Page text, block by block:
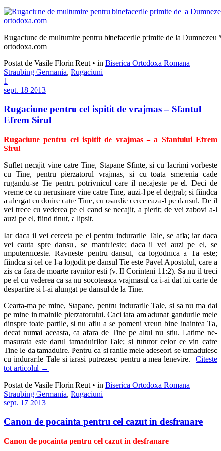
Rugaciune de multumire pentru binefacerile primite de la
ortodoxa.com
Postat de Vasile Florin Reut • in Biserica Ortodoxa Romana
Straubing Germania, Rugaciuni
1
sept. 18 2013
Rugaciune pentru cel ispitit de vrajmas – Sfantul
Efrem Sirul
Rugaciune pentru cel ispitit de vrajmas – a Sfantului Efrem
Sirul
Suflet necajit vine catre Tine, Stapane Sfinte, si cu lacrimi vorbeste
cu Tine, pentru pierzatorul vraj­mas, si cu toata smerenia cade
rugandu-se Tie pentru potrivnicul care il necajeste pe el. Deci de
vreme ce cu nerusinare vine catre Tine, auzi-l pe el degrab; si fiindca
a alergat cu dorire catre Tine, cu osardie cerceteaza-l pe dansul. De il
vei trece cu vederea pe el cand se necajit, a pierit; de vei zabovi a-l
auzi pe el, fiind tinut, a lipsit.
Iar daca il vei cerceta pe el pentru indurarile Tale, se afla; iar daca
vei cauta spre dansul, se mantuieste; daca il vei auzi pe el, se
imputerniceste. Ravneste pentru dan­sul, ca logodnica a Ta este;
fiindca si cel ce l-a logodit pe dansul Tie este Pavel Apostolul, care a
zis ca fara de moarte ravnitor esti (v. II Corinteni 11:2). Sa nu il treci
pe el cu vederea ca sa nu socoteasca vrajmasul ca i-ai dat lui carte de
despartire si l-ai alungat pe dansul de la Tine.
Cearta-ma pe mine, Stapane, pentru indurarile Tale, si sa nu ma dai
pe mine in mainile pierzatorului. Caci iata am adunat gandurile mele
dinspre toate parti­le, si nu aflu a se pomeni vreun bine inaintea Ta,
decat nu­mai aceasta, ca afara de Tine pe altul nu stiu. Latime ne­
masurata este darul tamaduirilor Tale; si tuturor celor ce vin catre
Tine le da tamaduire. Pentru ca si ranile mele ade­seori se tamaduiesc
cu indurarile Tale si iarasi putrezesc pentru a mea lenevire. Citeste
tot articolul →
Postat de Vasile Florin Reut • in Biserica Ortodoxa Romana
Straubing Germania, Rugaciuni
sept. 17 2013
Canon de pocainta pentru cel cazut in desfranare
Canon de pocainta pentru cel cazut in desfranare